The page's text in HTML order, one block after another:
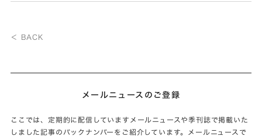
＜ BACK
メールニュースのご登録
ここでは、定期的に配信していますメールニュースや季刊誌で掲載いた
しました記事のバックナンバーをご紹介しています。メールニュースで